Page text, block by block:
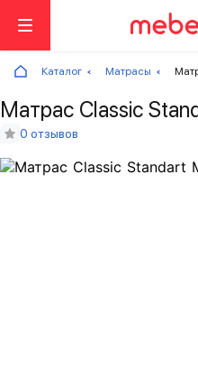
Каталог Матрасы
Матрас Classic
0 отзывов